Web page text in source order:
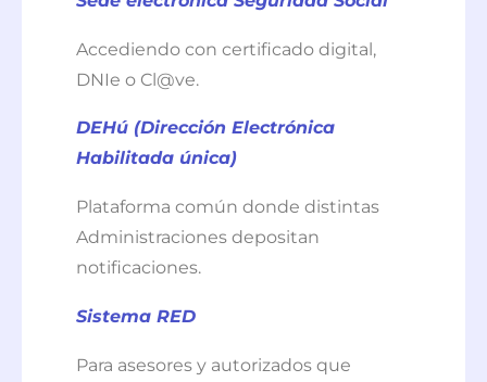
Accediendo con certificado digital,
DNIe o Cl@ve.
DEHú (Dirección Electrónica
Habilitada única)
Plataforma común donde distintas
Administraciones depositan
notificaciones.
Sistema RED
Para asesores y autorizados que